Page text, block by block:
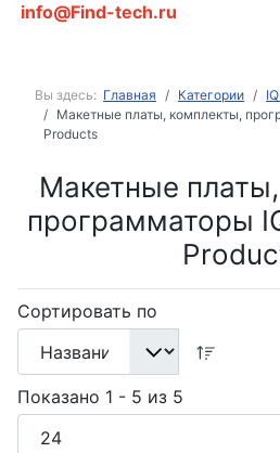
info@Find-tech.ru
Вы здесь: Главная Категории
Макетные платы, комплекты,
Products
Макетные
программаторы
Сортировать по
Показано 1 - 5 из 5